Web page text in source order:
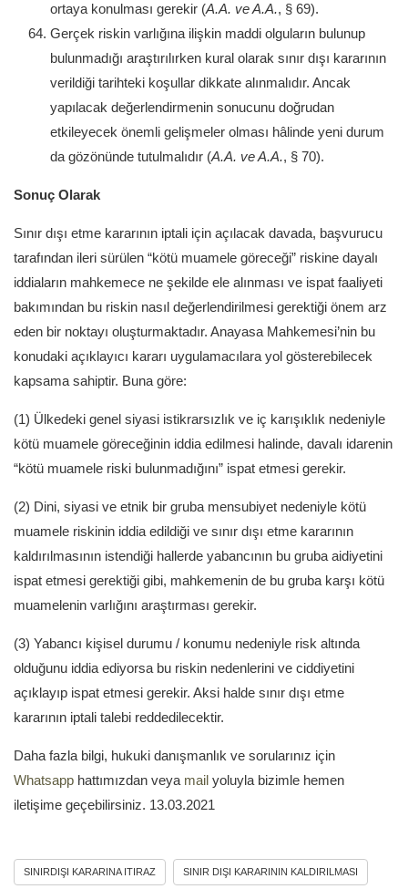
ortaya konulması gerekir (A.A. ve A.A., § 69).
Gerçek riskin varlığına ilişkin maddi olguların bulunup
bulunmadığı araştırılırken kural olarak sınır dışı kararının
verildiği tarihteki koşullar dikkate alınmalıdır. Ancak
yapılacak değerlendirmenin sonucunu doğrudan
etkileyecek önemli gelişmeler olması hâlinde yeni durum
da gözönünde tutulmalıdır (A.A. ve A.A., § 70).
Sonuç Olarak
Sınır dışı etme kararının iptali için açılacak davada, başvurucu
tarafından ileri sürülen “kötü muamele göreceği” riskine dayalı
iddiaların mahkemece ne şekilde ele alınması ve ispat faaliyeti
bakımından bu riskin nasıl değerlendirilmesi gerektiği önem arz
eden bir noktayı oluşturmaktadır. Anayasa Mahkemesi’nin bu
konudaki açıklayıcı kararı uygulamacılara yol gösterebilecek
kapsama sahiptir. Buna göre:
(1) Ülkedeki genel siyasi istikrarsızlık ve iç karışıklık nedeniyle
kötü muamele göreceğinin iddia edilmesi halinde, davalı idarenin
“kötü muamele riski bulunmadığını” ispat etmesi gerekir.
(2) Dini, siyasi ve etnik bir gruba mensubiyet nedeniyle kötü
muamele riskinin iddia edildiği ve sınır dışı etme kararının
kaldırılmasının istendiği hallerde yabancının bu gruba aidiyetini
ispat etmesi gerektiği gibi, mahkemenin de bu gruba karşı kötü
muamelenin varlığını araştırması gerekir.
(3) Yabancı kişisel durumu / konumu nedeniyle risk altında
olduğunu iddia ediyorsa bu riskin nedenlerini ve ciddiyetini
açıklayıp ispat etmesi gerekir. Aksi halde sınır dışı etme
kararının iptali talebi reddedilecektir.
Daha fazla bilgi, hukuki danışmanlık ve sorularınız için
Whatsapp hattımızdan veya mail yoluyla bizimle hemen
iletişime geçebilirsiniz. 13.03.2021
SINIRDIŞI KARARINA ITIRAZ SINIR DIŞI KARARININ KALDIRILMASI